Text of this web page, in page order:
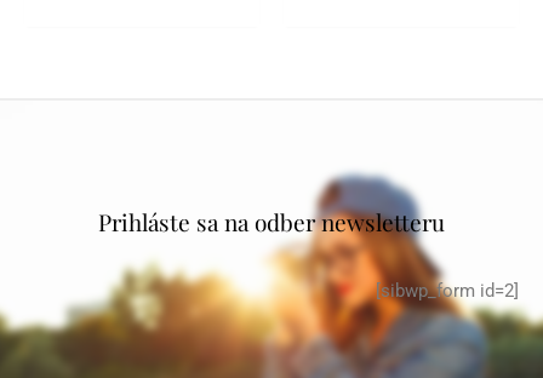
Prihláste sa na odber newsletteru
[sibwp_form id=2]